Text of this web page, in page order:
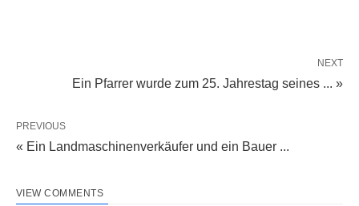
NEXT
Ein Pfarrer wurde zum 25. Jahrestag seines ... »
PREVIOUS
« Ein Landmaschinenverkäufer und ein Bauer ...
VIEW COMMENTS